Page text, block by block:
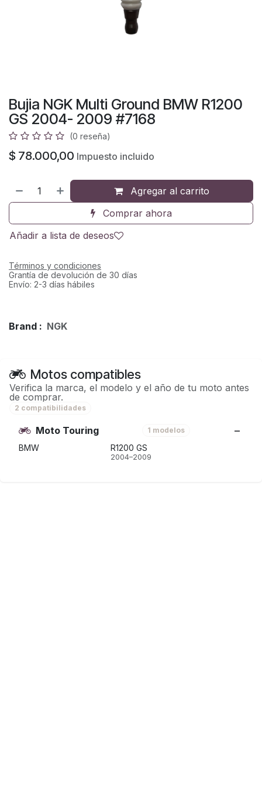
Bujia NGK Multi Ground BMW R1200
GS 2004- 2009 #7168
(0 reseña)
$ 78.000,00 Impuesto incluido
Agregar al carrito
Comprar ahora
Añadir a lista de deseos
Términos y condiciones
Grantía de devolución de 30 días
Envío: 2-3 días hábiles
Brand : NGK
Motos compatibles
Verifica la marca, el modelo y el año de tu moto antes
de comprar.
2 compatibilidades
Moto Touring 1 modelos
BMW R1200 GS
2004–2009